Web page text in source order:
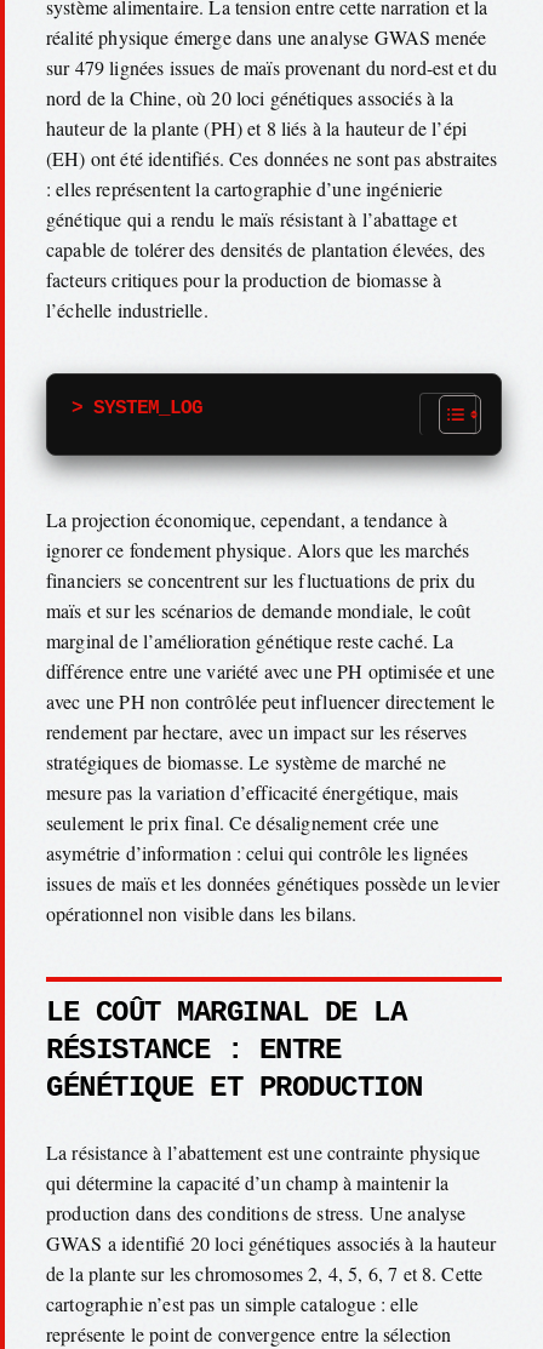
système alimentaire. La tension entre cette narration et la
réalité physique émerge dans une analyse GWAS menée
sur 479 lignées issues de maïs provenant du nord-est et du
nord de la Chine, où 20 loci génétiques associés à la
hauteur de la plante (PH) et 8 liés à la hauteur de l’épi
(EH) ont été identifiés. Ces données ne sont pas abstraites
: elles représentent la cartographie d’une ingénierie
génétique qui a rendu le maïs résistant à l’abattage et
capable de tolérer des densités de plantation élevées, des
facteurs critiques pour la production de biomasse à
l’échelle industrielle.
> SYSTEM_LOG
La projection économique, cependant, a tendance à
ignorer ce fondement physique. Alors que les marchés
financiers se concentrent sur les fluctuations de prix du
maïs et sur les scénarios de demande mondiale, le coût
marginal de l’amélioration génétique reste caché. La
différence entre une variété avec une PH optimisée et une
avec une PH non contrôlée peut influencer directement le
rendement par hectare, avec un impact sur les réserves
stratégiques de biomasse. Le système de marché ne
mesure pas la variation d’efficacité énergétique, mais
seulement le prix final. Ce désalignement crée une
asymétrie d’information : celui qui contrôle les lignées
issues de maïs et les données génétiques possède un levier
opérationnel non visible dans les bilans.
LE COÛT MARGINAL DE LA
RÉSISTANCE : ENTRE
GÉNÉTIQUE ET PRODUCTION
La résistance à l’abattement est une contrainte physique
qui détermine la capacité d’un champ à maintenir la
production dans des conditions de stress. Une analyse
GWAS a identifié 20 loci génétiques associés à la hauteur
de la plante sur les chromosomes 2, 4, 5, 6, 7 et 8. Cette
cartographie n’est pas un simple catalogue : elle
représente le point de convergence entre la sélection